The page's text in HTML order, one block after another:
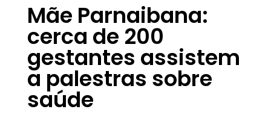
Mãe Parnaibana:
cerca de 200
gestantes assistem
a palestras sobre
saúde